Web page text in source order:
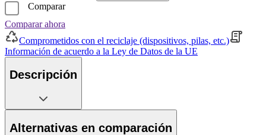
Comparar
Comparar ahora
Comprometidos con el reciclaje (dispositivos, pilas, etc.)
Información de acuerdo a la Ley de Datos de la UE
Descripción
Alternativas en comparación